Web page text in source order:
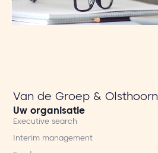
Van de Groep & Olsthoorn
Uw organisatie
Executive search
Interim management